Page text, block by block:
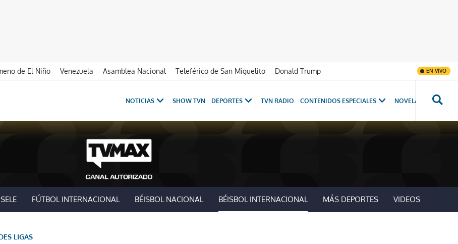
de El Niño Venezuela Asamblea Nacional Teleférico de San Miguelito Donald Trump EN VIVO
NOTICIAS SHOW TVN DEPORTES TVN RADIO CONTENIDOS ESPECIALES NOVELAS
FÚTBOL INTERNACIONAL BÉISBOL NACIONAL BÉISBOL INTERNACIONAL MÁS DEPORTES VIDEOS
LIGAS